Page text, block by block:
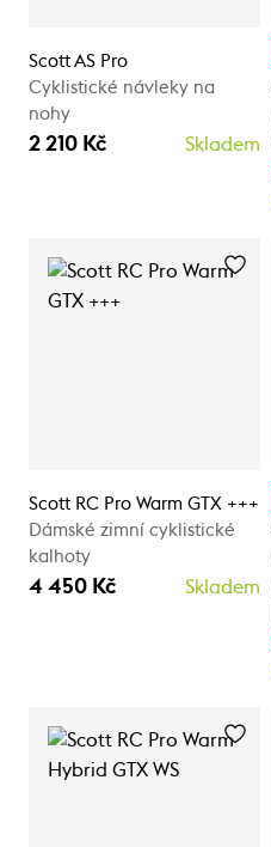
Scott AS Pro
Cyklistické návleky na
nohy
2 210 Kč Skladem
Scott RC Pro Warm GTX +++
Dámské zimní cyklistické
kalhoty
4 450 Kč Skladem